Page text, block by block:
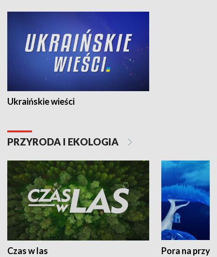
Ukraińskie wieści
PRZYRODA I EKOLOGIA
Czas w las Pora na